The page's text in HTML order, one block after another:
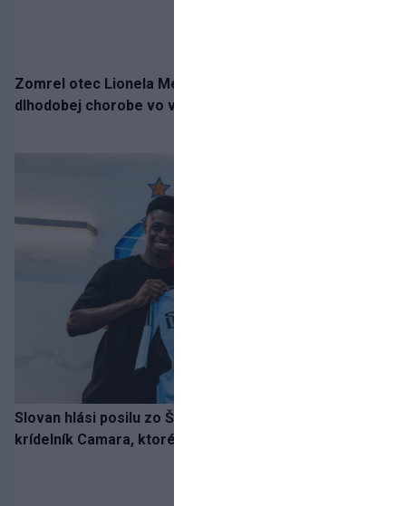
Zomrel otec Lionela Messiho. Jorge podľahol
dlhodobej chorobe vo veku 68 rokov
Slovan hlási posilu zo Španielska! Belasých posilní
krídelník Camara, ktorého povedie jeho detský vzor